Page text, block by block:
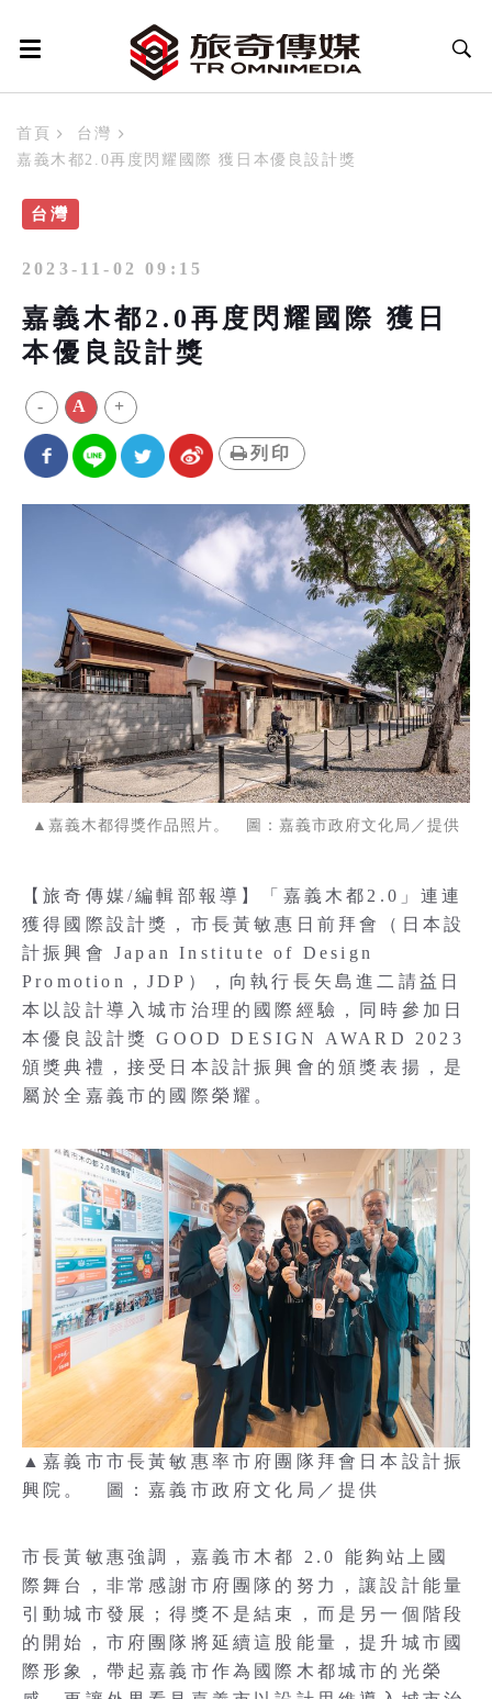
首頁
台灣
嘉義木都2.0再度閃耀國際 獲日本優良設計獎
台灣
2023-11-02 09:15
嘉義木都2.0再度閃耀國際 獲日
本優良設計獎
- A +
列印
▲嘉義木都得獎作品照片。 圖：嘉義市政府文化局／提供
【旅奇傳媒/編輯部報導】「嘉義木都2.0」連連
獲得國際設計獎，市長黃敏惠日前拜會（日本設
計振興會 Japan Institute of Design
Promotion，JDP），向執行長矢島進二請益日
本以設計導入城市治理的國際經驗，同時參加日
本優良設計獎 GOOD DESIGN AWARD 2023
頒獎典禮，接受日本設計振興會的頒獎表揚，是
屬於全嘉義市的國際榮耀。
▲嘉義市市長黃敏惠率市府團隊拜會日本設計振
興院。 圖：嘉義市政府文化局／提供
市長黃敏惠強調，嘉義市木都 2.0 能夠站上國
際舞台，非常感謝市府團隊的努力，讓設計能量
引動城市發展；得獎不是結束，而是另一個階段
的開始，市府團隊將延續這股能量，提升城市國
際形象，帶起嘉義市作為國際木都城市的光榮